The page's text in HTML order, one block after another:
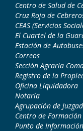
Centro de Salud de
Cruz Roja de
CEAS (Servicios
El Cuartel de la
Estación de
Correos
Sección Agraria
Registro de la
Oficina Liquidadora
Notaría
Agrupación de
Centro de Formación
Punto de